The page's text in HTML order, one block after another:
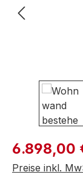
Verkaufspreis:
6.898,00
Preise inkl.